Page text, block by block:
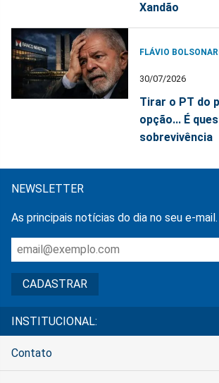
Xandão
FLÁVIO
30/07/2026
Tirar o PT do
opção... É
sobrevivência
NEWSLETTER
As principais notícias do dia no seu e-mail.
INSTITUCIONAL:
Contato